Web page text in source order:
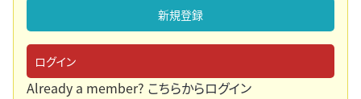
新規登録
ログイン
Already a member? こちらからログイン